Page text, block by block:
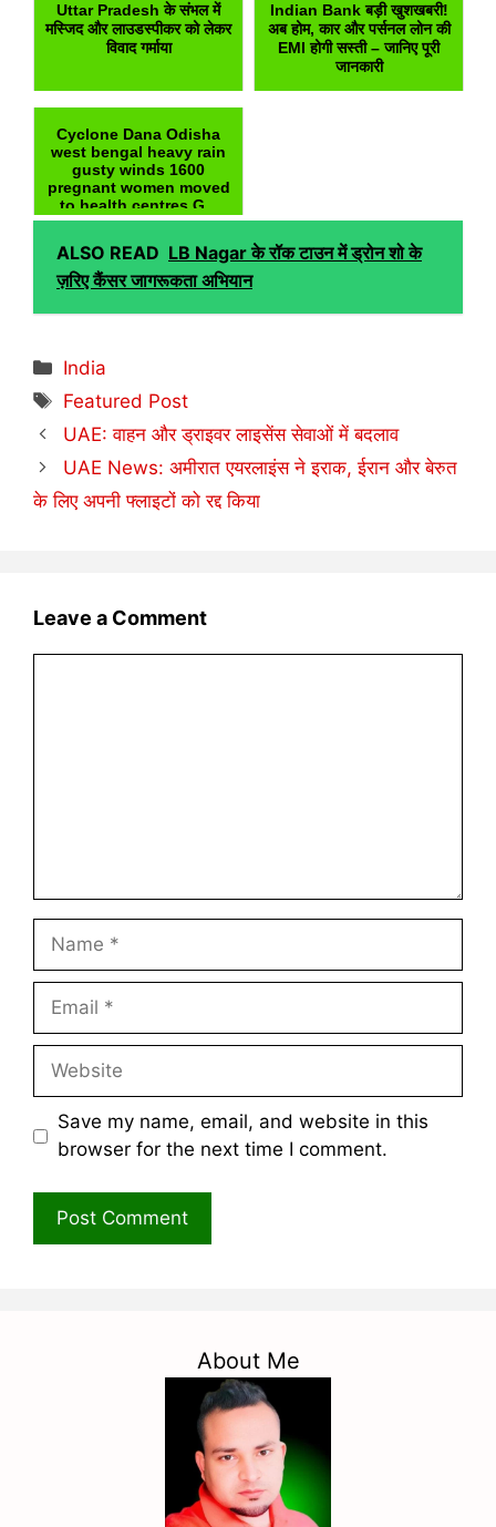
Uttar Pradesh के संभल में
मस्जिद और लाउडस्पीकर को लेकर
विवाद गर्माया
Indian Bank बड़ी खुशखबरी!
अब होम, कार और पर्सनल लोन की
EMI होगी सस्ती – जानिए पूरी
जानकारी
Cyclone Dana Odisha
west bengal heavy rain
gusty winds 1600
pregnant women moved
to health centres G...
ALSO READ LB Nagar के रॉक टाउन में ड्रोन शो के
ज़रिए कैंसर जागरूकता अभियान
Categories
India
Tags
Featured Post
UAE: वाहन और ड्राइवर लाइसेंस सेवाओं में बदलाव
UAE News: अमीरात एयरलाइंस ने इराक, ईरान और बेरुत
के लिए अपनी फ्लाइटों को रद्द किया
Leave a Comment
Name
Email
Website
Save my name, email, and website in this
browser for the next time I comment.
About Me